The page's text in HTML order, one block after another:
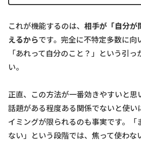
これが機能するのは、 相手が「自分が
えるからです。完全に不特定多数に向
「あれって自分のこと？」という引
い。
正直、この方法が一番効きやすいと思
話題がある程度ある関係でないと使い
イミングが限られるのも事実です。「
ない」という段階では、焦って使わな